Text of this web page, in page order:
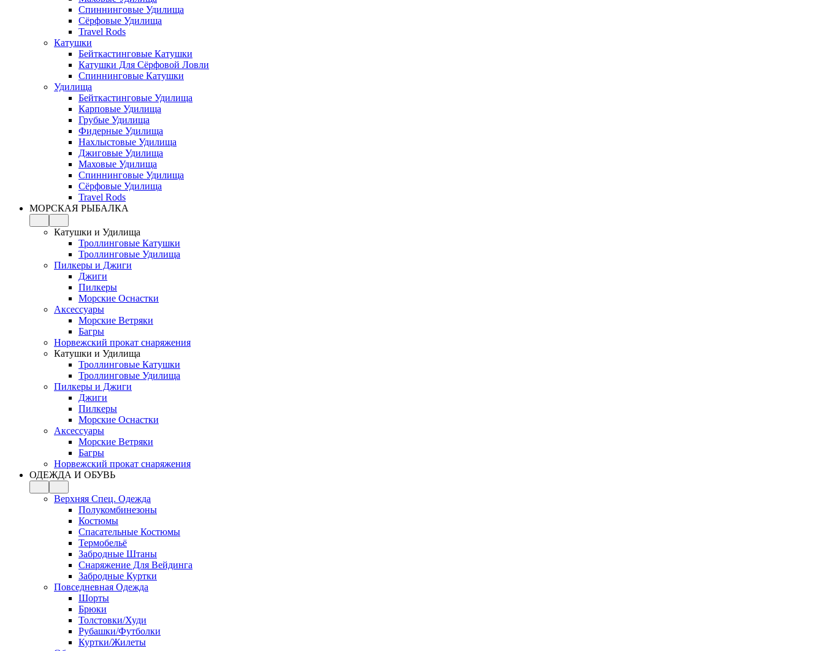
Спиннинговые Удилища
Сёрфовые Удилища
Travel Rods
Катушки
Бейткастинговые Катушки
Катушки Для Сёрфовой Ловли
Спиннинговые Катушки
Удилища
Бейткастинговые Удилища
Карповые Удилища
Грубые Удилища
Фидерные Удилища
Нахлыстовые Удилища
Джиговые Удилища
Маховые Удилища
Спиннинговые Удилища
Сёрфовые Удилища
Travel Rods
МОРСКАЯ РЫБАЛКА
Катушки и Удилища
Троллинговые Катушки
Троллинговые Удилища
Пилкеры и Джиги
Джиги
Пилкеры
Морские Оснастки
Аксессуары
Морские Ветряки
Багры
Норвежский прокат снаряжения
Катушки и Удилища
Троллинговые Катушки
Троллинговые Удилища
Пилкеры и Джиги
Джиги
Пилкеры
Морские Оснастки
Аксессуары
Морские Ветряки
Багры
Норвежский прокат снаряжения
ОДЕЖДА И ОБУВЬ
Верхняя Спец. Одежда
Полукомбинезоны
Костюмы
Спасательные Костюмы
Термобельё
Забродные Штаны
Снаряжение Для Вейдинга
Забродные Куртки
Повседневная Одежда
Шорты
Брюки
Толстовки/Худи
Рубашки/Футболки
Куртки/Жилеты